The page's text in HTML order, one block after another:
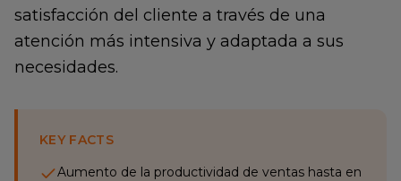
satisfacción del cliente a través de una
atención más intensiva y adaptada a sus
necesidades.
KEY FACTS
Aumento de la productividad de ventas hasta en